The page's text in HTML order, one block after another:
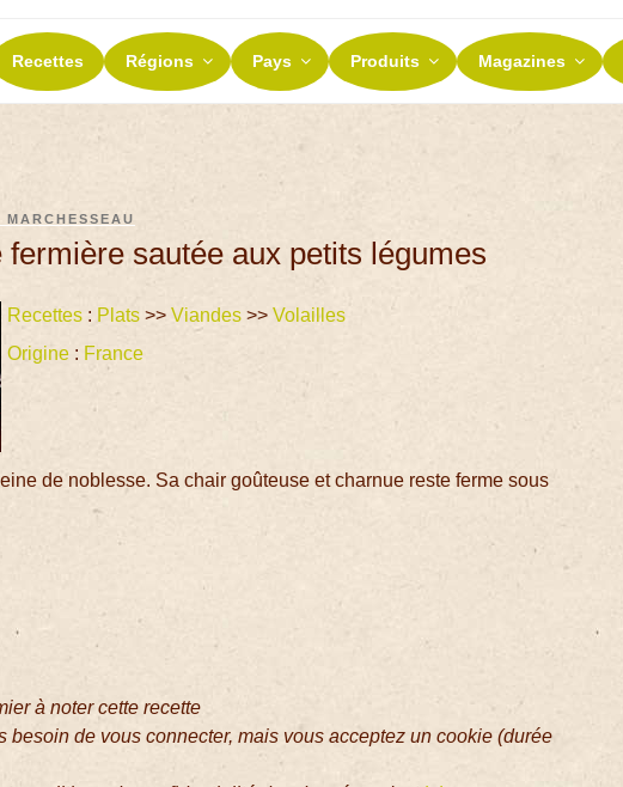
RECETTES ET TERROIRS
La richesse de nos terroirs
Recettes Régions Pays Produits Magazines
MARCHESSEAU
fermière sautée aux petits légumes
Recettes : Plats >>Viandes >>Volailles
Origine : France
de noblesse. Sa chair goûteuse et charnue reste ferme sous
à noter cette recette
besoin de vous connecter, mais vous acceptez un cookie (durée